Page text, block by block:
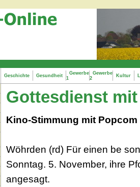
Geschichte Gesundheit
Gewerbe
1
Gewerbe
2
Kultur
Gottesdienst
Kino-Stimmung mit
Wöhrden (rd) Für einen be
Sonntag. 5. November, ihre
angesagt.